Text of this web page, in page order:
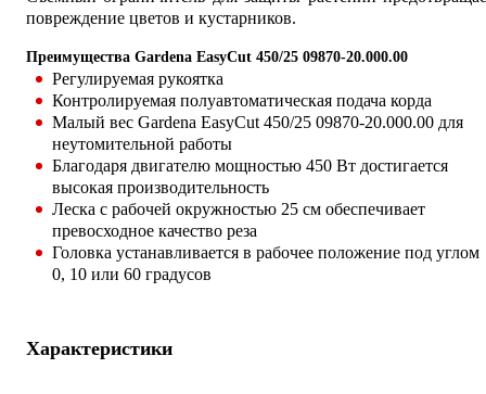
повреждение цветов и кустарников.
Преимущества Gardena EasyCut 450/25 09870-20.000.00
Регулируемая рукоятка
Контролируемая полуавтоматическая подача корда
Малый вес Gardena EasyCut 450/25 09870-20.000.00 для
неутомительной работы
Благодаря двигателю мощностью 450 Вт достигается
высокая производительность
Леска с рабочей окружностью 25 см обеспечивает
превосходное качество реза
Головка устанавливается в рабочее положение под углом
0, 10 или 60 градусов
Характеристики